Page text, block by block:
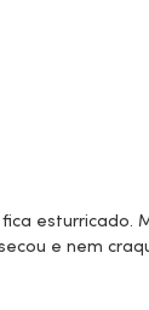
esturricado.
e nem